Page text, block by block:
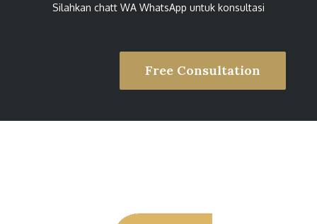
Silahkan chatt WA WhatsApp untuk konsultasi
Free Consultation